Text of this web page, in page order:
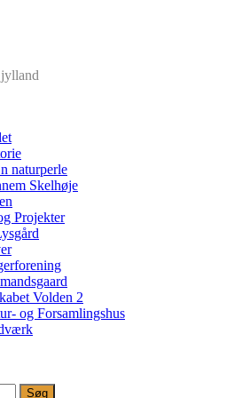
naturperle
Skelhøje
Projekter
Volden 2
og Forsamlingshus